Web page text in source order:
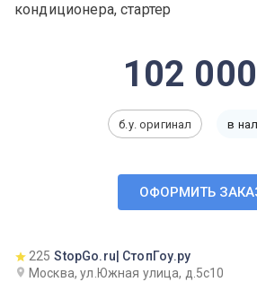
кондиционера, стартер
102 000
б.у. оригинал в
ОФОРМИТЬ
225 StopGo.ru| СтопГоу.ру
Москва, ул.Южная улица, д.5с10